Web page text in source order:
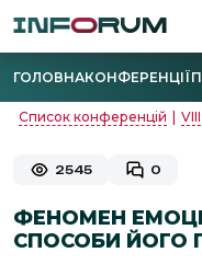
ГОЛОВНАКОНФЕРЕНЦІЇ
Список конференцій
2545 0
ФЕНОМЕН
СПОСОБИ ЙОГО